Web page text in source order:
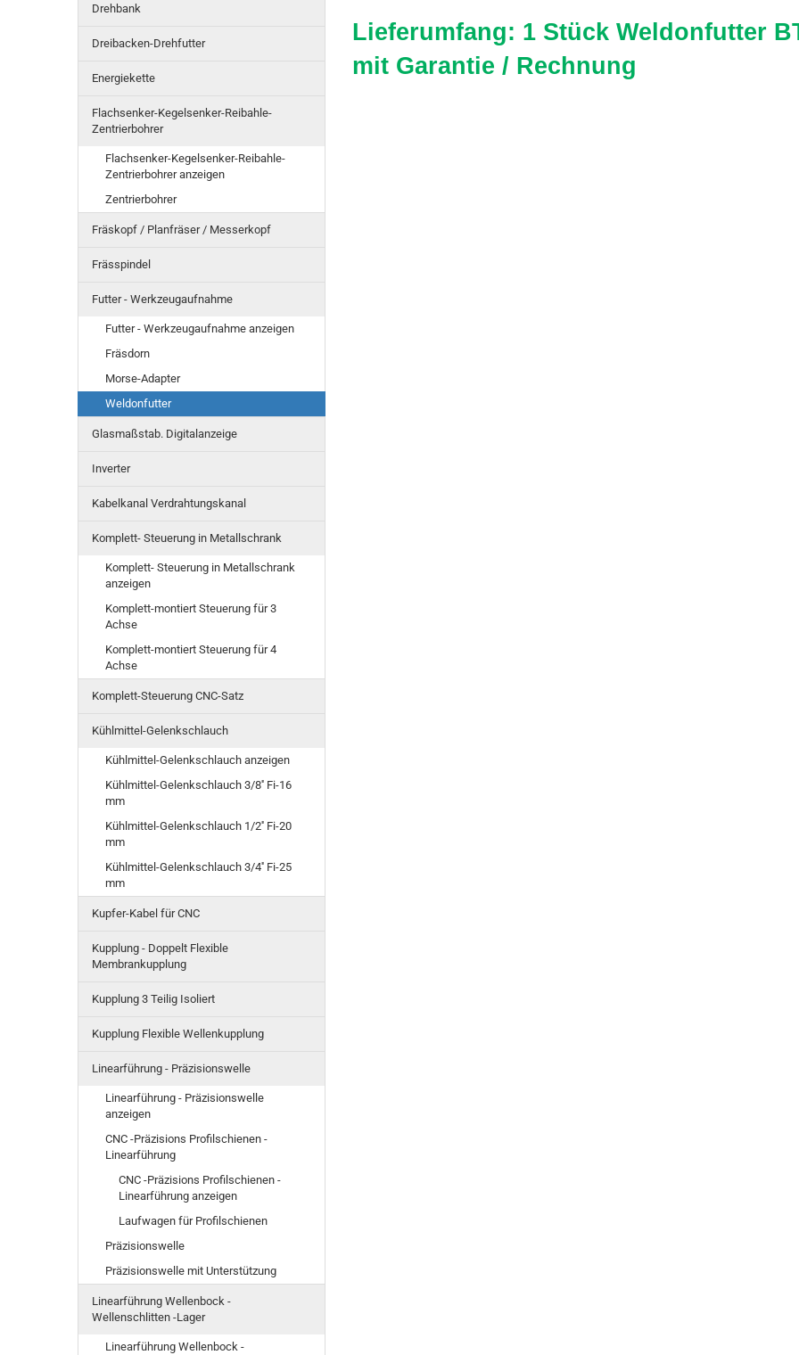
Lieferumfang: 1 Stück Weldonfutter
mit Garantie / Rechnung
Drehbank
Dreibacken-Drehfutter
Energiekette
Flachsenker-Kegelsenker-Reibahle-
Zentrierbohrer
Flachsenker-Kegelsenker-Reibahle-
Zentrierbohrer anzeigen
Zentrierbohrer
Fräskopf / Planfräser / Messerkopf
Frässpindel
Futter - Werkzeugaufnahme
Futter - Werkzeugaufnahme anzeigen
Fräsdorn
Morse-Adapter
Weldonfutter
Glasmaßstab. Digitalanzeige
Inverter
Kabelkanal Verdrahtungskanal
Komplett- Steuerung in Metallschrank
Komplett- Steuerung in Metallschrank
anzeigen
Komplett-montiert Steuerung für 3
Achse
Komplett-montiert Steuerung für 4
Achse
Komplett-Steuerung CNC-Satz
Kühlmittel-Gelenkschlauch
Kühlmittel-Gelenkschlauch anzeigen
Kühlmittel-Gelenkschlauch 3/8'' Fi-16
mm
Kühlmittel-Gelenkschlauch 1/2'' Fi-20
mm
Kühlmittel-Gelenkschlauch 3/4'' Fi-25
mm
Kupfer-Kabel für CNC
Kupplung - Doppelt Flexible
Membrankupplung
Kupplung 3 Teilig Isoliert
Kupplung Flexible Wellenkupplung
Linearführung - Präzisionswelle
Linearführung - Präzisionswelle
anzeigen
CNC -Präzisions Profilschienen -
Linearführung
CNC -Präzisions Profilschienen -
Linearführung anzeigen
Laufwagen für Profilschienen
Präzisionswelle
Präzisionswelle mit Unterstützung
Linearführung Wellenbock -
Wellenschlitten -Lager
Linearführung Wellenbock -